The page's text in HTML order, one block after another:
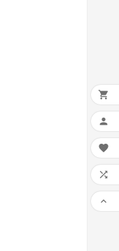




